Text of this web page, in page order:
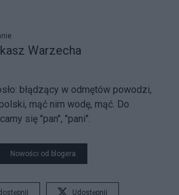
Warzecha
błądzący w odmętów powodzi,
mąć nim wodę, mąć. Do
się "pan", "pani".
Nowości od blogera
Udostępnij